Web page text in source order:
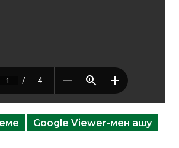
Google Viewer-мен ашу